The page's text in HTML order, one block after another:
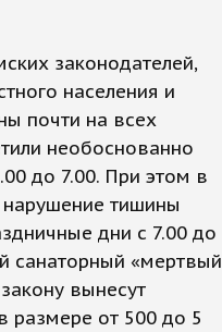
законодателей,
населения и
почти на всех
необоснованно
до 7.00. При этом в
тишины
дни с 7.00 до
санаторный «мертвый
вынесут
размере от 500 до 5